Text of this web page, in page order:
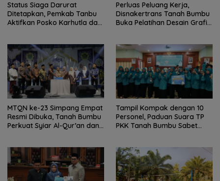
Status Siaga Darurat
Ditetapkan, Pemkab Tanbu
Aktifkan Posko Karhutla dan
Perluas Peluang Kerja,
Disnakertrans Tanah Bumbu
Buka Pelatihan Desain Grafis
MTQN ke-23 Simpang Empat
Resmi Dibuka, Tanah Bumbu
Perkuat Syiar Al-Qur’an dan
Tampil Kompak dengan 10
Personel, Paduan Suara TP
PKK Tanah Bumbu Sabet